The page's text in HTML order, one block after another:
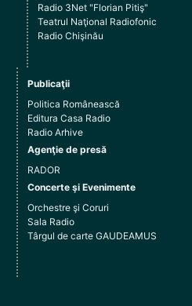
Radio 3Net "Florian Pitiş"
Teatrul Naţional Radiofonic
Radio Chişinău
Publicaţii
Politica Românească
Editura Casa Radio
Radio Arhive
Agenţie de presă
RADOR
Concerte şi Evenimente
Orchestre şi Coruri
Sala Radio
Târgul de carte GAUDEAMUS